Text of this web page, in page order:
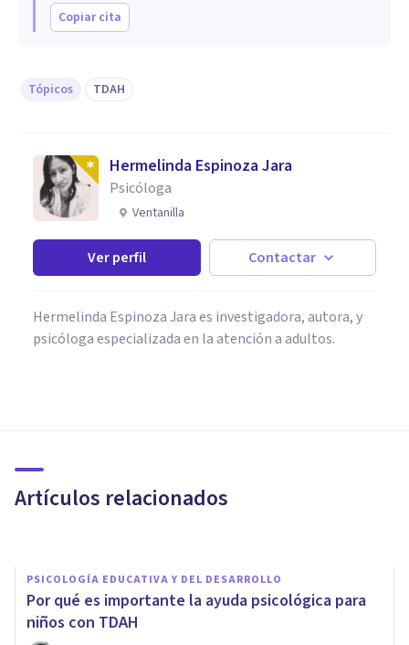
Copiar cita
Tópicos TDAH
Hermelinda Espinoza Jara
Psicóloga
Ventanilla
Ver perfil Contactar
Hermelinda Espinoza Jara es investigadora, autora, y
psicóloga especializada en la atención a adultos.
Artículos relacionados
Hiperactividad?
PSICOLOGÍA EDUCATIVA Y DEL DESARROLLO
Por qué es importante la ayuda psicológica para
niños con TDAH